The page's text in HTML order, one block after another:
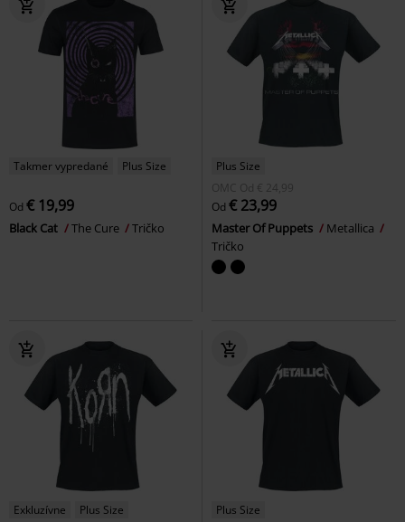
Takmer vypredané Plus Size
Od € 19,99
Black Cat The Cure Tričko
Plus Size
OMC Od € 24,99
Od € 23,99
Master Of Puppets
Metallica
Tričko
Exkluzívne
Plus Size
Plus Size